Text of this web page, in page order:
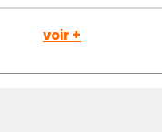
voir +